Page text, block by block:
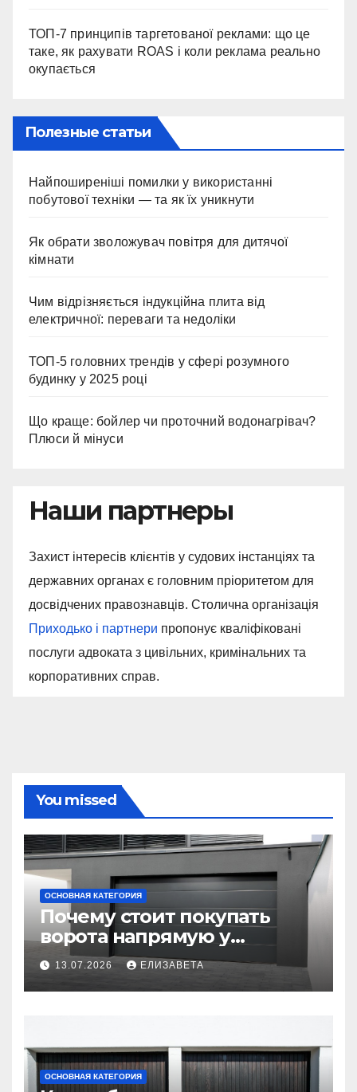
ТОП-7 принципів таргетованої реклами: що це
таке, як рахувати ROAS і коли реклама реально
окупається
Полезные статьи
Найпоширеніші помилки у використанні
побутової техніки — та як їх уникнути
Як обрати зволожувач повітря для дитячої
кімнати
Чим відрізняється індукційна плита від
електричної: переваги та недоліки
ТОП-5 головних трендів у сфері розумного
будинку у 2025 році
Що краще: бойлер чи проточний водонагрівач?
Плюси й мінуси
Наши партнеры
Захист інтересів клієнтів у судових інстанціях та
державних органах є головним пріоритетом для
досвідчених правознавців. Столична організація
Приходько і партнери пропонує кваліфіковані
послуги адвоката з цивільних, кримінальних та
корпоративних справ.
You missed
ОСНОВНАЯ КАТЕГОРИЯ
Почему стоит покупать
ворота напрямую у
производителя
13.07.2026 ЕЛИЗАВЕТА
ОСНОВНАЯ КАТЕГОРИЯ